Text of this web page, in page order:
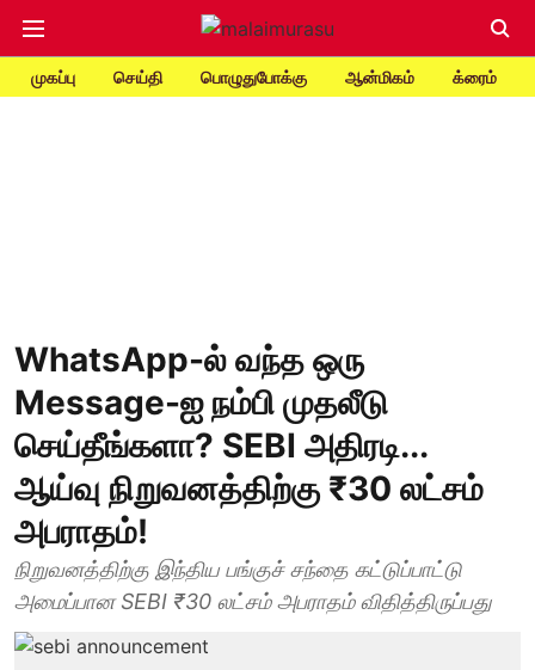
முகப்பு செய்தி பொழுதுபோக்கு ஆன்மிகம் க்ரைம்
WhatsApp-ல் வந்த ஒரு
Message-ஐ நம்பி முதலீடு
செய்தீங்களா? SEBI அதிரடி...
ஆய்வு நிறுவனத்திற்கு ₹30 லட்சம்
அபராதம்!
நிறுவனத்திற்கு இந்திய பங்குச் சந்தை கட்டுப்பாட்டு
அமைப்பான SEBI ₹30 லட்சம் அபராதம் விதித்திருப்பது